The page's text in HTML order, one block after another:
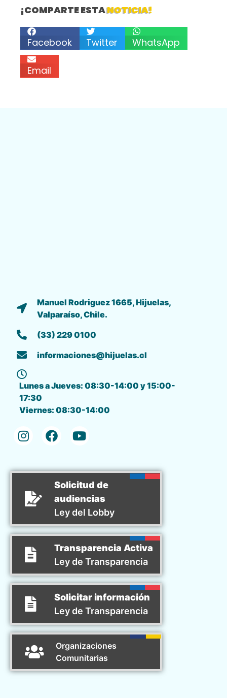
¡COMPARTE ESTANOTICIA!
Facebook Twitter WhatsApp
Email
Manuel Rodriguez 1665, Hijuelas,
Valparaíso, Chile.
(33) 229 0100
informaciones@hijuelas.cl
Lunes a Jueves: 08:30-14:00 y 15:00-
17:30
Viernes: 08:30-14:00
Solicitud de
audiencias
Ley del Lobby
Transparencia Activa
Ley de Transparencia
Solicitar información
Ley de Transparencia
Organizaciones
Comunitarias